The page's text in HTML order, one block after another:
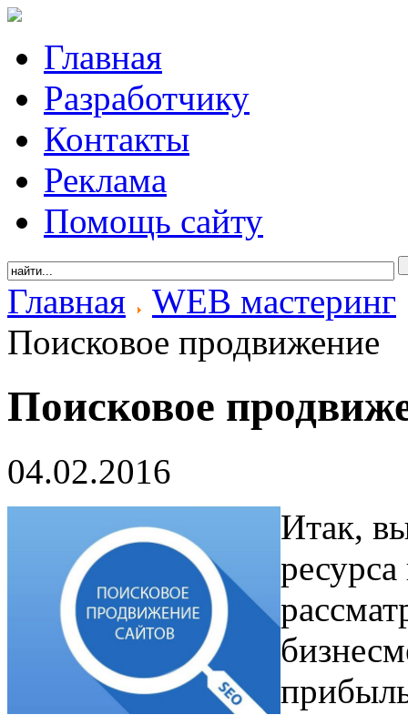
Главная
Разработчику
Контакты
Реклама
Помощь сайту
Главная
WEB мастеринг
Поисковое продвижение
Поисковое
04.02.2016
Итак,